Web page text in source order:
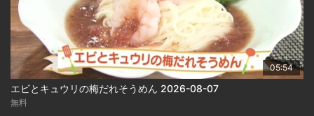
05:54
エビとキュウリの梅だれそうめん 2026-08-07
無料